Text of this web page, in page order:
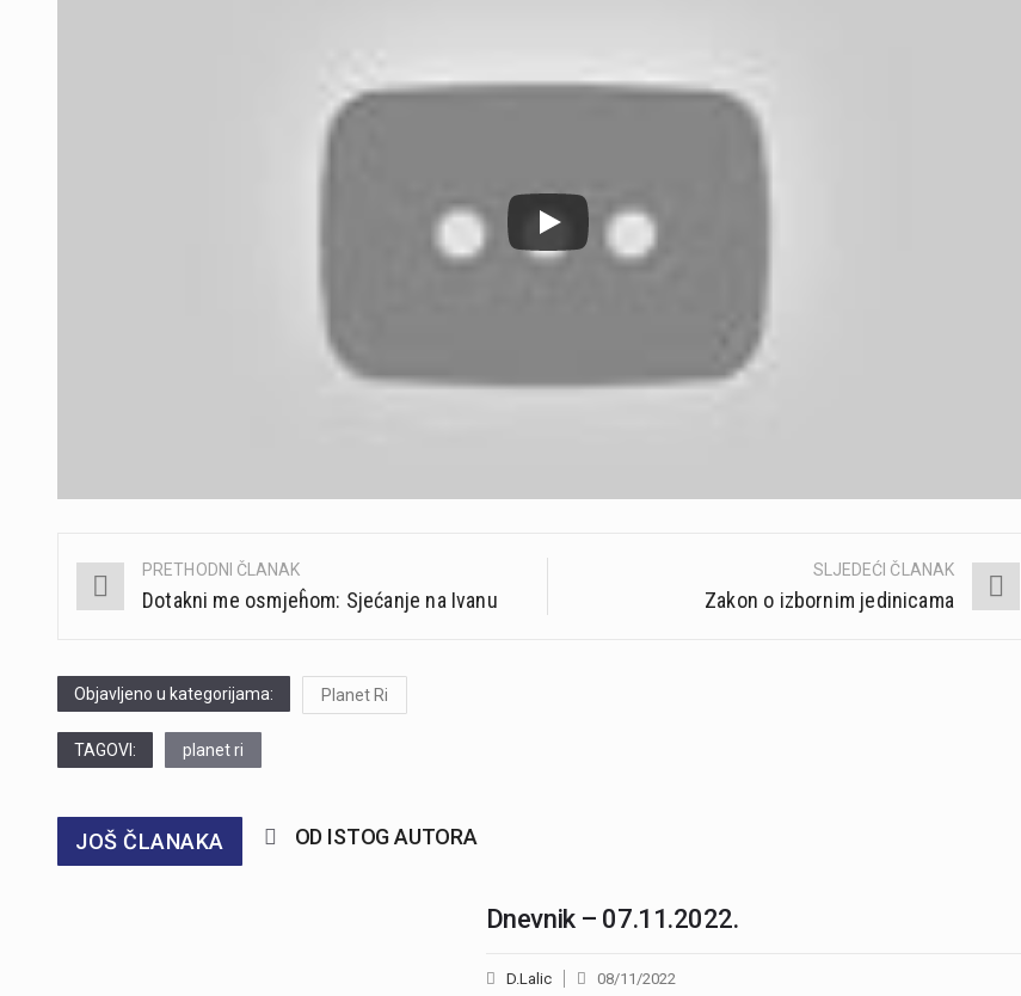
Post
PRETHODNI ČLANAK
Dotakni me osmjeĥom: Sjećanje na Ivanu
SLJEDEĆI ČLANAK
Zakon o izbornim jedinicama
Objavljeno u kategorijama: Planet Ri
TAGOVI: planet ri
JOŠ ČLANAKA OD ISTOG AUTORA
Dnevnik – 07.11.2022.
D.Lalic 08/11/2022